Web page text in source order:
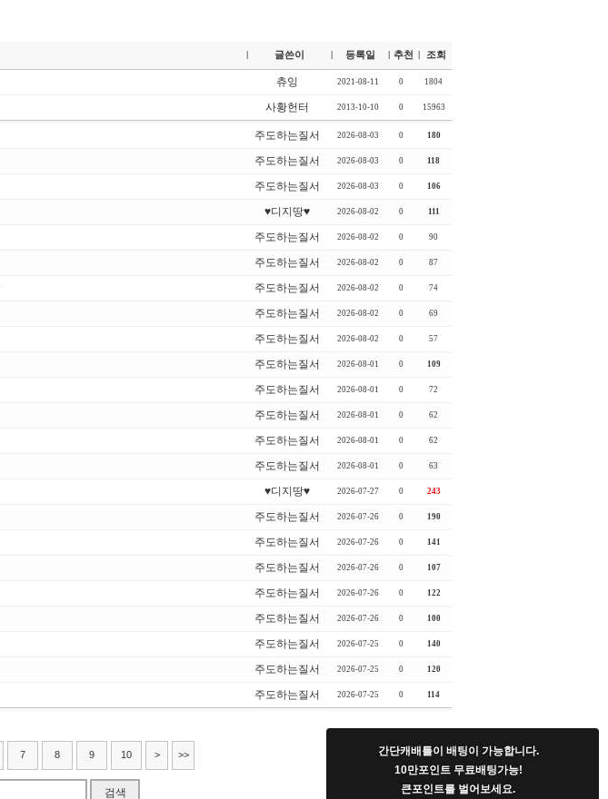
글쓴이 등록일 추천 조회
츄잉 2021-08-11 0 1804
사황헌터 2013-10-10 0 15963
주도하는질서 2026-08-03 0 180
주도하는질서 2026-08-03 0 118
주도하는질서 2026-08-03 0 106
♥디지땅♥ 2026-08-02 0 111
주도하는질서 2026-08-02 0 90
주도하는질서 2026-08-02 0 87
주도하는질서 2026-08-02 0 74
주도하는질서 2026-08-02 0 69
주도하는질서 2026-08-02 0 57
주도하는질서 2026-08-01 0 109
주도하는질서 2026-08-01 0 72
주도하는질서 2026-08-01 0 62
주도하는질서 2026-08-01 0 62
주도하는질서 2026-08-01 0 63
♥디지땅♥ 2026-07-27 0 243
주도하는질서 2026-07-26 0 190
주도하는질서 2026-07-26 0 141
주도하는질서 2026-07-26 0 107
주도하는질서 2026-07-26 0 122
주도하는질서 2026-07-26 0 100
주도하는질서 2026-07-25 0 140
주도하는질서 2026-07-25 0 120
주도하는질서 2026-07-25 0 114
7 8 9 10 > >>
검색
간단캐배틀이 배팅이 가능합니다.
10만포인트 무료배팅가능!
큰포인트를 벌어보세요.